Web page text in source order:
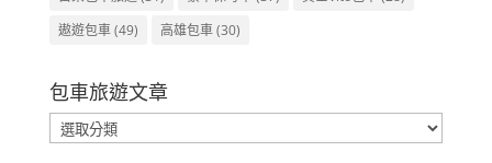
遨遊包車(49) 高雄包車(30)
包車旅遊文章
包
車